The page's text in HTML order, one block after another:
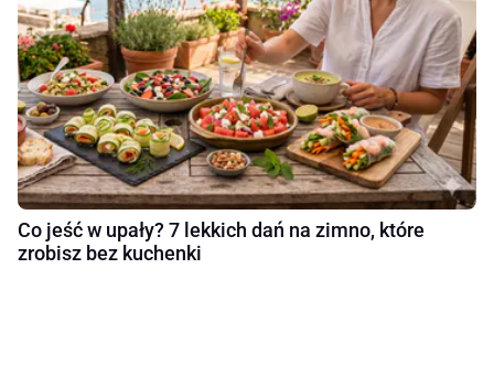
Co jeść w upały? 7 lekkich dań na zimno, które
zrobisz bez kuchenki